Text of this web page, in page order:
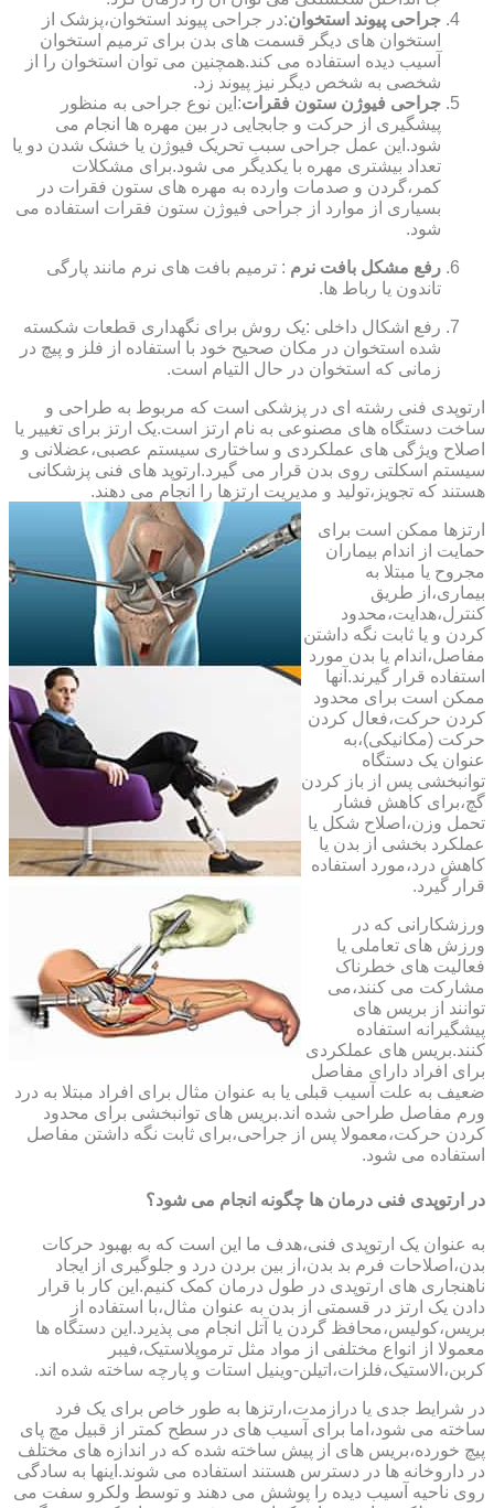
جراحی پیوند استخوان:در جراحی پیوند استخوان،پزشک از
استخوان های دیگر قسمت های بدن برای ترمیم استخوان
آسیب دیده استفاده می کند.همچنین می توان استخوان را از
شخصی به شخص دیگر نیز پیوند زد.
جراحی فیوژن ستون فقرات:این نوع جراحی به منظور
پیشگیری از حرکت و جابجایی در بین مهره ها انجام می
شود.این عمل جراحی سبب تحریک فیوژن یا خشک شدن دو یا
تعداد بیشتری مهره با یکدیگر می شود.برای مشکلات
کمر،گردن و صدمات وارده به مهره های ستون فقرات در
بسیاری از موارد از جراحی فیوژن ستون فقرات استفاده می
شود.
رفع مشکل بافت نرم : ترمیم بافت های نرم مانند پارگی
تاندون یا رباط ها.
رفع اشکال داخلی :یک روش برای نگهداری قطعات شکسته
شده استخوان در مکان صحیح خود با استفاده از فلز و پیچ در
زمانی که استخوان در حال التیام است.
ارتوپدی فنی رشته ای در پزشکی است که مربوط به طراحی و
ساخت دستگاه های مصنوعی به نام ارتز است.یک ارتز برای تغییر یا
اصلاح ویژگی های عملکردی و ساختاری سیستم عصبی،عضلانی و
سیستم اسکلتی روی بدن قرار می گیرد.ارتوپد های فنی پزشکانی
هستند که تجویز،تولید و مدیریت ارتزها را انجام می دهند.
ارتزها ممکن است برای
حمایت از اندام بیماران
مجروح یا مبتلا به
بیماری،از طریق
کنترل،هدایت،محدود
کردن و یا ثابت نگه داشتن
مفاصل،اندام یا بدن مورد
استفاده قرار گیرند.آنها
ممکن است برای محدود
کردن حرکت،فعال کردن
حرکت (مکانیکی)،به
عنوان یک دستگاه
توانبخشی پس از باز کردن
گچ،برای کاهش فشار
تحمل وزن،اصلاح شکل یا
عملکرد بخشی از بدن یا
کاهش درد،مورد استفاده
قرار گیرد.
ورزشکارانی که در
ورزش های تعاملی یا
فعالیت های خطرناک
مشارکت می کنند،می
توانند از بریس های
پیشگیرانه استفاده
کنند.بریس های عملکردی
برای افراد دارای مفاصل
ضعیف به علت آسیب قبلی یا به عنوان مثال برای افراد مبتلا به درد
ورم مفاصل طراحی شده اند.بریس های توانبخشی برای محدود
کردن حرکت،معمولا پس از جراحی،برای ثابت نگه داشتن مفاصل
استفاده می شود.
در ارتوپدی فنی درمان ها چگونه انجام می شود؟
به عنوان یک ارتوپدی فنی،هدف ما این است که به بهبود حرکات
بدن،اصلاحات فرم بد بدن،از بین بردن درد و جلوگیری از ایجاد
ناهنجاری های ارتوپدی در طول درمان کمک کنیم.این کار با قرار
دادن یک ارتز در قسمتی از بدن به عنوان مثال،با استفاده از
بریس،کولیس،محافظ گردن یا آتل انجام می پذیرد.این دستگاه ها
معمولا از انواع مختلفی از مواد مثل ترموپلاستیک،فیبر
کربن،الاستیک،فلزات،اتیلن-وینیل استات و پارچه ساخته شده اند.
در شرایط جدی یا درازمدت،ارتزها به طور خاص برای یک فرد
ساخته می شود،اما برای آسیب های در سطح کمتر از قبیل مچ پای
پیچ خورده،بریس های از پیش ساخته شده که در اندازه های مختلف
در داروخانه ها در دسترس هستند استفاده می شوند.اینها به سادگی
روی ناحیه آسیب دیده را پوشش می دهند و توسط ولکرو سفت می